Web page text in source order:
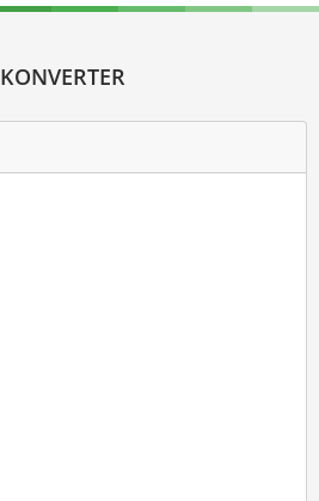
KONVERTER